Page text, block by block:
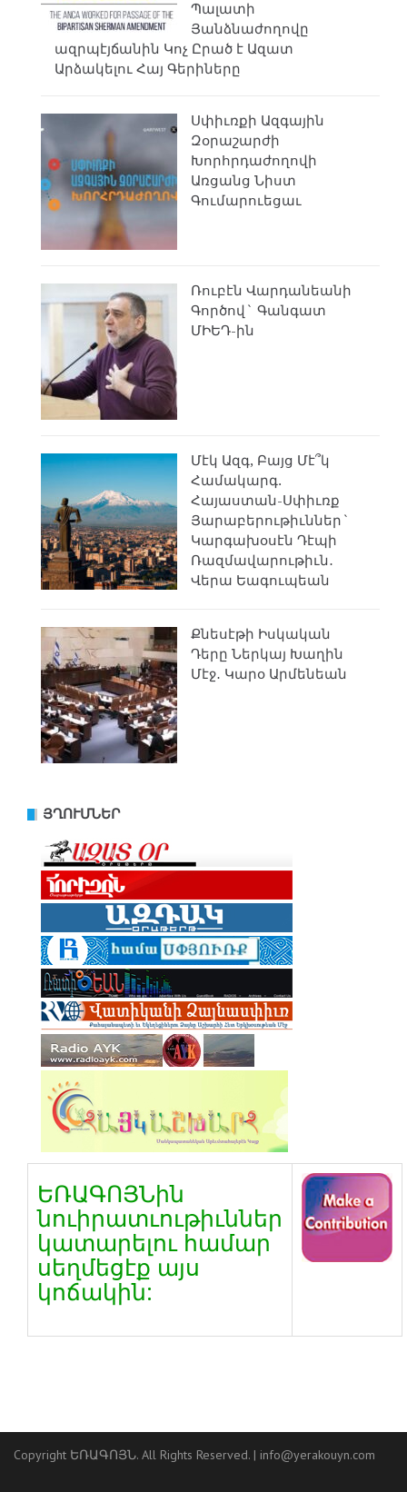
Պալատի
Յանձնաժողովը
ազրպէյճանին Կոչ Ըրած է Ազատ
Արձակելու Հայ Գերիները
Սփիւռքի Ազգային
Զօրաշարժի
Խորհրդաժողովի
Առցանց Նիստ
Գումարուեցաւ
Ռուբէն Վարդանեանի
Գործով` Գանգատ
ՄԻԵԴ-ին
Մէկ Ազգ, Բայց Մէ՞կ
Համակարգ.
Հայաստան-Սփիւռք
Յարաբերութիւններ`
Կարգախօսէն Դէպի
Ռազմավարութիւն․
Վերա Եագուպեան
Քնեսէթի Իսկական
Դերը Ներկայ Խաղին
Մէջ․ Կարօ Արմենեան
ՅՂՈՒՄՆԵՐ
ԵՌԱԳՈՅՆին
նուիրատւութիւններ
կատարելու համար
սեղմեցէք այս
կոճակին:
Copyright ԵՌԱԳՈՅՆ. All Rights Reserved. | info@yerakouyn.com